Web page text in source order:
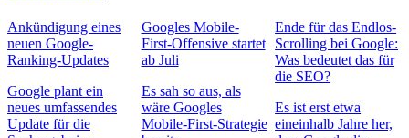
Ankündigung eines
neuen Google-
Ranking-Updates
Google plant ein
neues umfassendes
Update für die
Googles Mobile-
First-Offensive startet
ab Juli
Es sah so aus, als
wäre Googles
Mobile-First-Strategie
Ende für das Endlos-
Scrolling bei Google:
Was bedeutet das für
die SEO?
Es ist erst etwa
eineinhalb Jahre her,